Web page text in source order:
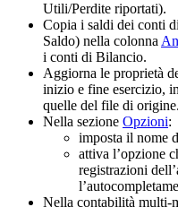
Utili/Perdite riportati).
Copia i saldi dei conti
Saldo) nella colonna
i conti di Bilancio.
Aggiorna le proprietà
inizio e fine esercizio,
quelle del file di origine.
Nella sezione Opzioni:
imposta il nome
attiva l’opzione
registrazioni
Nella contabilità multi-